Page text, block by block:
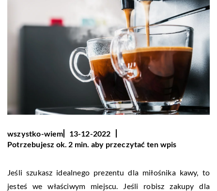
wszystko-wiem
13-12-2022
Potrzebujesz ok. 2 min. aby przeczytać ten wpis
Jeśli szukasz idealnego prezentu dla miłośnika kawy, to
jesteś we właściwym miejscu. Jeśli robisz zakupy dla